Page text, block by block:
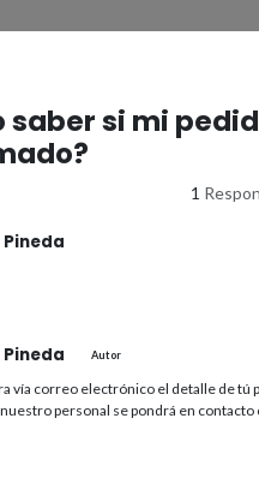
saber si mi
1
Autor
vía correo electrónico el detalle de tú
personal se pondrá en contacto